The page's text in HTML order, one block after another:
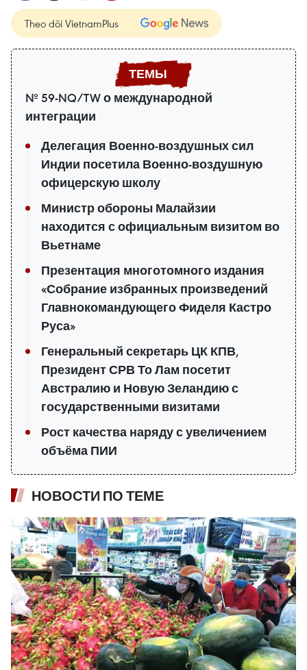
Theo dõi VietnamPlus
№ 59-NQ/TW о международной
интеграции
Делегация Военно-воздушных сил
Индии посетила Военно-воздушную
офицерскую школу
Министр обороны Малайзии
находится с официальным визитом во
Вьетнаме
Презентация многотомного издания
«Собрание избранных произведений
Главнокомандующего Фиделя Кастро
Руса»
Генеральный секретарь ЦК КПВ,
Президент СРВ То Лам посетит
Австралию и Новую Зеландию с
государственными визитами
Рост качества наряду с увеличением
объёма ПИИ
НОВОСТИ ПО ТЕМЕ